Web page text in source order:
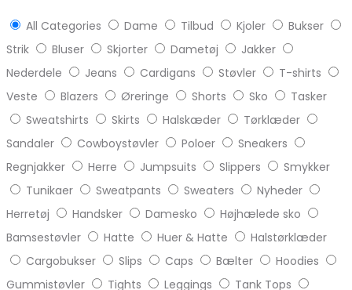
All Categories Dame Tilbud Kjoler
Bukser
Strik
Bluser Skjorter Dametøj
Jakker
Nederdele
Jeans Cardigans Støvler
T-shirts
Veste
Blazers Øreringe Shorts Sko
Tasker
Sweatshirts
Skirts Halskæder
Tørklæder
Sandaler
Cowboystøvler Poloer
Sneakers
Regnjakker
Herre Jumpsuits Slippers
Smykker
Tunikaer
Sweatpants Sweaters
Nyheder
Herretøj
Handsker Damesko
Højhælede sko
Bamsestøvler
Hatte Huer & Hatte
Halstørklæder
Cargobukser
Slips Caps Bælter
Hoodies
Gummistøvler
Tights Leggings
Tank Tops